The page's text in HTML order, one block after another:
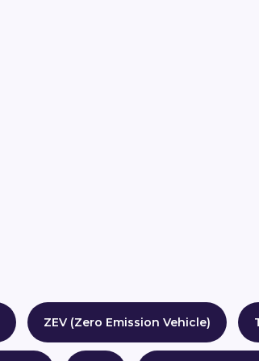
ZEV (Zero Emission Vehicle)